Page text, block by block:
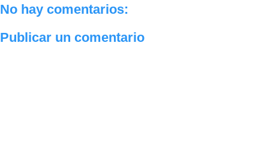
No hay comentarios:
Publicar un comentario